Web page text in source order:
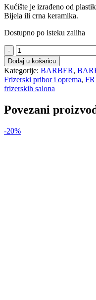
Kućište je izrađeno od
Bijela ili crna keramika.
Dostupno po isteku zaliha
COMFORT
MAX
2
-
KOMPLET
količina
Dodaj u košaricu
Kategorije: BARBER,
Frizerski pribor i oprema,
frizerskih salona
Povezani
-20%